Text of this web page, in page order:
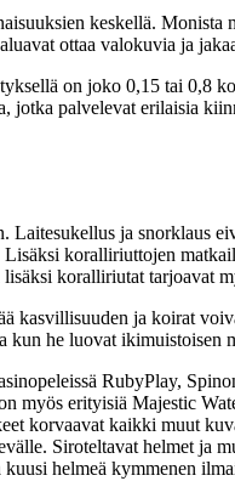
keskellä.
ottaa valokuvia ja
on joko 0,15 tai 0,8
palvelevat erilaisia
Laitesukellus ja snorklaus
koralliriuttojen
koralliriutat tarjoavat
ja koirat
he luovat ikimuistoisen
RubyPlay,
myös erityisiä Majestic
korvaavat kaikki muut
Siroteltavat helmet ja
helmeä kymmenen